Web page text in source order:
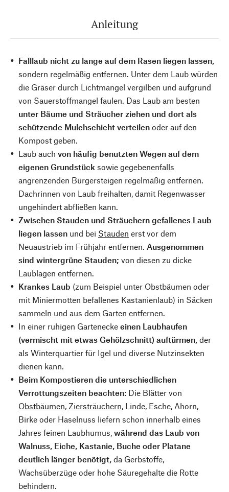
Anleitung
Falllaub nicht zu lange auf dem Rasen liegen lassen,
sondern regelmäßig entfernen. Unter dem Laub würden
die Gräser durch Lichtmangel vergilben und aufgrund
von Sauerstoffmangel faulen. Das Laub am besten
unter Bäume und Sträucher ziehen und dort als
schützende Mulchschicht verteilen oder auf den
Kompost geben.
Laub auch von häufig benutzten Wegen auf dem
eigenen Grundstück sowie gegebenenfalls
angrenzenden Bürgersteigen regelmäßig entfernen.
Dachrinnen von Laub freihalten, damit Regenwasser
ungehindert abfließen kann.
Zwischen Stauden und Sträuchern gefallenes Laub
liegen lassen und bei Stauden erst vor dem
Neuaustrieb im Frühjahr entfernen. Ausgenommen
sind wintergrüne Stauden; von diesen zu dicke
Laublagen entfernen.
Krankes Laub (zum Beispiel unter Obstbäumen oder
mit Miniermotten befallenes Kastanienlaub) in Säcken
sammeln und aus dem Garten entfernen.
In einer ruhigen Gartenecke einen Laubhaufen
(vermischt mit etwas Gehölzschnitt) auftürmen, der
als Winterquartier für Igel und diverse Nutzinsekten
dienen kann.
Beim Kompostieren die unterschiedlichen
Verrottungszeiten beachten: Die Blätter von
Obstbäumen, Ziersträuchern, Linde, Esche, Ahorn,
Birke oder Haselnuss liefern schon innerhalb eines
Jahres feinen Laubhumus, während das Laub von
Walnuss, Eiche, Kastanie, Buche oder Platane
deutlich länger benötigt, da Gerbstoffe,
Wachsüberzüge oder hohe Säuregehalte die Rotte
behindern.